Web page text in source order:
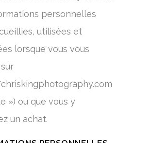
personnelles
utilisées et
lorsque vous vous
») ou que vous y
un achat.